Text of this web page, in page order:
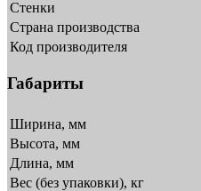
Стенки
Страна производства
Код производителя
Габариты
Ширина, мм
Высота, мм
Длина, мм
Вес (без упаковки), кг